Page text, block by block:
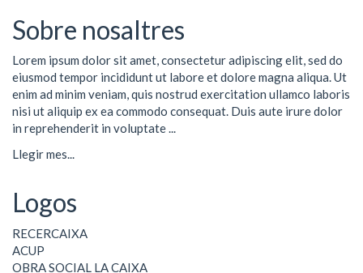
Sobre nosaltres
Lorem ipsum dolor sit amet, consectetur adipiscing elit, sed do
eiusmod tempor incididunt ut labore et dolore magna aliqua. Ut
enim ad minim veniam, quis nostrud exercitation ullamco laboris
nisi ut aliquip ex ea commodo consequat. Duis aute irure dolor
in reprehenderit in voluptate ...
Llegir mes...
Logos
RECERCAIXA
ACUP
OBRA SOCIAL LA CAIXA